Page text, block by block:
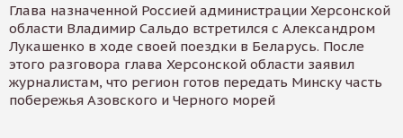
Глава назначенной Россией администрации Херсонской
области Владимир Сальдо встретился с Александром
Лукашенко в ходе своей поездки в Беларусь. После
этого разговора глава Херсонской области заявил
журналистам, что регион готов передать Минску часть
побережья Азовского и Черного морей